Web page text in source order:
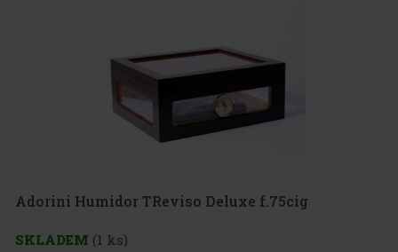
Adorini Humidor TReviso Deluxe f.75cig
SKLADEM (1 ks)